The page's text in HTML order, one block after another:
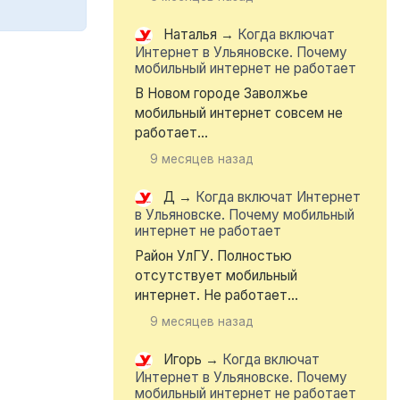
Наталья → Когда включат
Интернет в Ульяновске. Почему
мобильный интернет не работает
В Новом городе Заволжье
мобильный интернет совсем не
работает...
9 месяцев назад
Д → Когда включат Интернет
в Ульяновске. Почему мобильный
интернет не работает
Район УлГУ. Полностью
отсутствует мобильный
интернет. Не работает...
9 месяцев назад
Игорь → Когда включат
Интернет в Ульяновске. Почему
мобильный интернет не работает